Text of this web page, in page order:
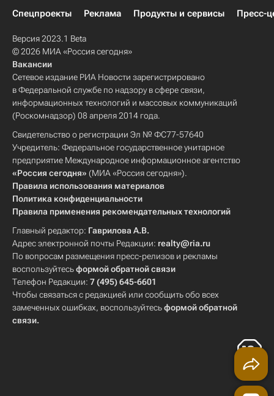
Спецпроекты
Реклама Продукты и сервисы Пресс-
Версия 2023.1 Beta
© 2026 МИА «Россия сегодня»
Вакансии
Сетевое издание РИА Новости зарегистрировано
в Федеральной службе по надзору в сфере связи,
информационных технологий и массовых коммуникаций
(Роскомнадзор) 08 апреля 2014 года.
Свидетельство о регистрации Эл № ФС77-57640
Учредитель: Федеральное государственное унитарное
предприятие Международное информационное агентство
«Россия сегодня» (МИА «Россия сегодня»).
Правила использования материалов
Политика конфиденциальности
Правила применения рекомендательных технологий
Главный редактор: Гаврилова А.В.
Адрес электронной почты Редакции: realty@ria.ru
По вопросам размещения пресс-релизов и рекламы
воспользуйтесьформой обратной связи
Телефон Редакции: 7 (495) 645-6601
Чтобы связаться с редакцией или сообщить обо всех
замеченных ошибках, воспользуйтесьформой обратной
связи.